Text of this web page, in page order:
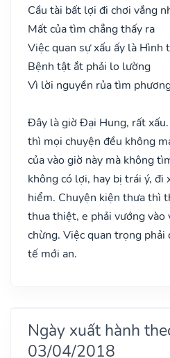
Cầu tài bất lợi đi chơi vắng
Mất của tìm chẳng thấy ra
Việc quan sự xấu ấy là Hình
Bệnh tật ắt phải lo lường
Vì lời nguyền rủa tìm
Đây là giờ Đại Hung, rất
thì mọi chuyện đều không
của vào giờ này mà không
không có lợi, hay bị trái ý, đi
hiểm. Chuyện kiện thưa thì
thua thiệt, e phải vướng
chừng. Việc quan trọng phải
tế mới an.
Ngày xuất hành
03/04/2018